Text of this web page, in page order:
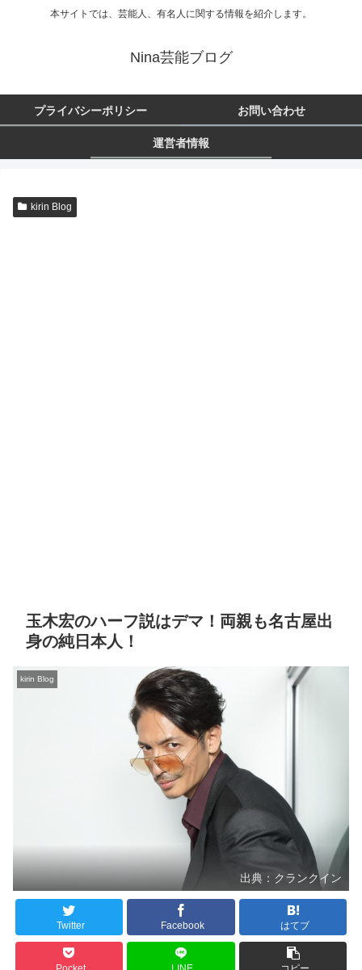
本サイトでは、芸能人、有名人に関する情報を紹介します。
Nina芸能ブログ
プライバシーポリシー お問い合わせ
運営者情報
kirin Blog
玉木宏のハーフ説はデマ！両親も名古屋出
身の純日本人！
kirin Blog
出典：クランクイン
Twitter Facebook はてブ